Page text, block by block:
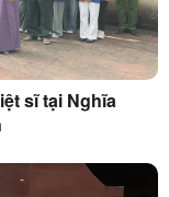
sĩ tại Nghĩa